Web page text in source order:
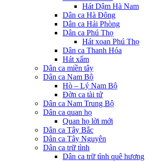
Hát Dậm Hà Nam
Dân ca Hà Đông
Dân ca Hải Phòng
Dân ca Phú Thọ
Hát xoan Phú Thọ
Dân ca Thanh Hóa
Hát xẩm
Dân ca miền tây
Dân ca Nam Bộ
Hò – Lý Nam Bộ
Đờn ca tài tử
Dân ca Nam Trung Bộ
Dân ca quan họ
Quan họ lời mới
Dân ca Tây Bắc
Dân ca Tây Nguyên
Dân ca trữ tình
Dân ca trữ tình quê hương